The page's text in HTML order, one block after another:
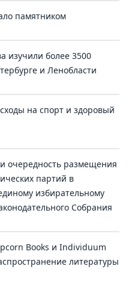
памятником
изучили более 3500
и Ленобласти
на спорт и здоровый
очередность размещения
партий в
избирательному
Собрания
Books и Individuum
литературы